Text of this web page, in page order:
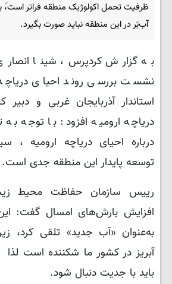
ظرفیت تحمل اکولوژیک منطقه فراتر است،َ
آب‌بَر در این منطقه نباید صورت بگیرد.
به گزارش کردپرس، شینا
نشست بررسی روند احیای
استاندار آذربایجان غربی و دبیر
دریاچه ارومیه افزود: با توجه
درباره احیای دریاچه ارومیه ،
توسعه پایدار این منطقه جدی است.
رییس سازمان حفاظت محیط‌
افزایش بارش‌های امسال گفت:
به‌عنوان «آب جدید» تلقی کرد،
آبریز در کشور ما شکننده است
باید با جدیت دنبال شود.